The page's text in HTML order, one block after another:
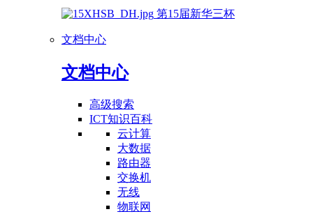
第15届新华三杯
文档中心
文档中心
高级搜索
ICT知识百科
云计算
大数据
路由器
交换机
无线
物联网